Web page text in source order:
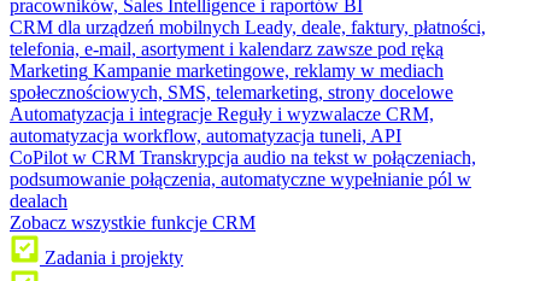
pracowników, Sales Intelligence i raportów BI
CRM dla urządzeń mobilnych Leady, deale, faktury, płatności,
telefonia, e-mail, asortyment i kalendarz zawsze pod ręką
Marketing Kampanie marketingowe, reklamy w mediach
społecznościowych, SMS, telemarketing, strony docelowe
Automatyzacja i integracje Reguły i wyzwalacze CRM,
automatyzacja workflow, automatyzacja tuneli, API
CoPilot w CRM Transkrypcja audio na tekst w połączeniach,
podsumowanie połączenia, automatyczne wypełnianie pól w
dealach
Zobacz wszystkie funkcje CRM
Zadania i projekty